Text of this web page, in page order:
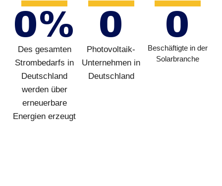
0%
Des gesamten
Strombedarfs in
Deutschland
werden über
erneuerbare
Energien erzeugt
0
Photovoltaik-
Unternehmen in
Deutschland
0
Beschäftigte in der
Solarbranche